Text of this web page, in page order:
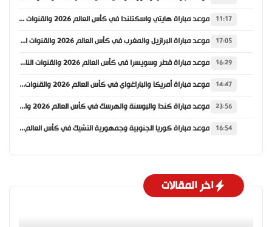
11:17 موعد مباراة هايتي واسكتلندا في كأس العالم 2026 والقنوات الناقلة
17:05 موعد مباراة البرازيل والمغرب في كأس العالم 2026 والقنوات الناقلة
16:29 موعد مباراة قطر وسويسرا في كأس العالم 2026 والقنوات الناقلة
14:47 موعد مباراة أمريكا والباراغواي في كأس العالم 2026 والقنوات الناقلة
23:56 موعد مباراة كندا والبوسنة والهرسك في كأس العالم 2026 والقنوات الناقلة
16:54 موعد مباراة كوريا الجنوبية وجمهورية التشيك في كأس العالم 2026 والقنوات الناقلة
اخر المقالات